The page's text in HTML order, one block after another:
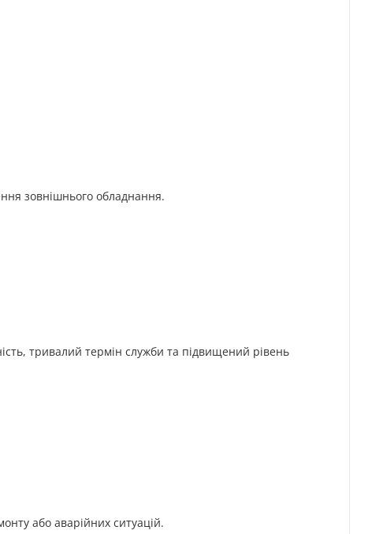
зовнішнього обладнання.
тривалий термін служби та підвищений рівень
або аварійних ситуацій.